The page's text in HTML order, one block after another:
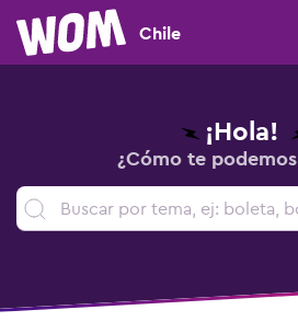
Chile
¡Hola!
¿Cómo te